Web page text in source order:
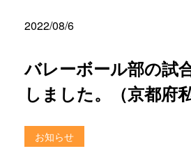
2022/08/6
バレーボール部の試
しました。（京都府
お知らせ